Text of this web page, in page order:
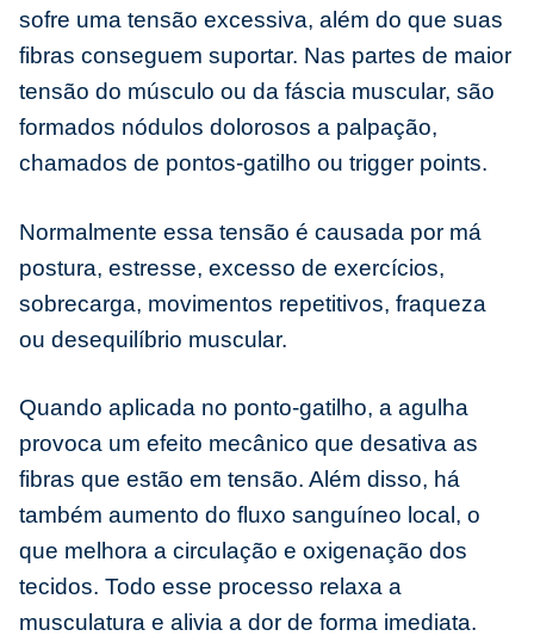
sofre uma tensão excessiva, além do que suas
fibras conseguem suportar. Nas partes de maior
tensão do músculo ou da fáscia muscular, são
formados nódulos dolorosos a palpação,
chamados de pontos-gatilho ou trigger points.
Normalmente essa tensão é causada por má
postura, estresse, excesso de exercícios,
sobrecarga, movimentos repetitivos, fraqueza
ou desequilíbrio muscular.
Quando aplicada no ponto-gatilho, a agulha
provoca um efeito mecânico que desativa as
fibras que estão em tensão. Além disso, há
também aumento do fluxo sanguíneo local, o
que melhora a circulação e oxigenação dos
tecidos. Todo esse processo relaxa a
musculatura e alivia a dor de forma imediata.